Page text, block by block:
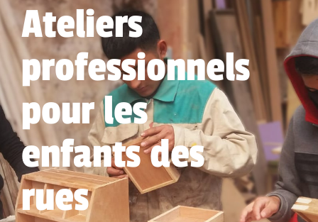
Ateliers
professionnels
pour les
enfants des
rues